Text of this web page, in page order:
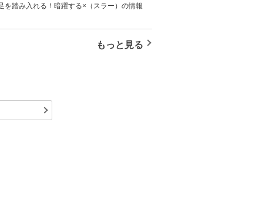
踏み入れる！暗躍する×（スラー）の情報
の南雲、神々廻、大佛は、そこで想
もっと見る